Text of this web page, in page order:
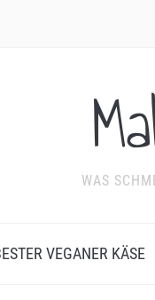
WAS
VEGANER KÄSE